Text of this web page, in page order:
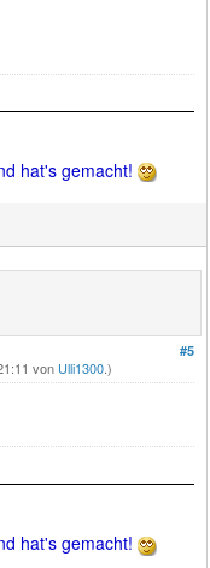
hat's gemacht!
#5
von Ulli1300.)
hat's gemacht!